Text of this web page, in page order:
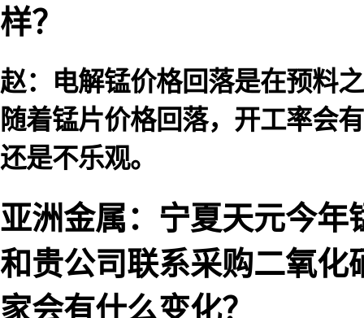
样？
赵：电解锰价格回落是在预料
随着锰片价格回落，开工率会
还是不乐观。
亚洲金属：宁夏天元今年
和贵公司联系采购二氧化
家会有什么变化？